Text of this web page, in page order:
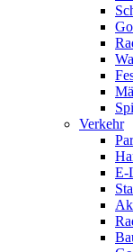
Verkehr
E-